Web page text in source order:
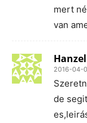
mert
van
2016-04-
de